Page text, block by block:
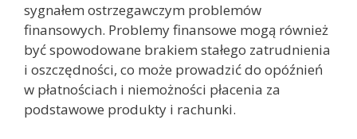
sygnałem ostrzegawczym problemów
finansowych. Problemy finansowe mogą również
być spowodowane brakiem stałego zatrudnienia
i oszczędności, co może prowadzić do opóźnień
w płatnościach i niemożności płacenia za
podstawowe produkty i rachunki.